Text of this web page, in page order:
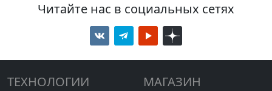
Читайте нас в социальных сетях
ТЕХНОЛОГИИ МАГАЗИН